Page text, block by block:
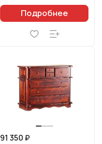
Подробнее
91 350 ₽